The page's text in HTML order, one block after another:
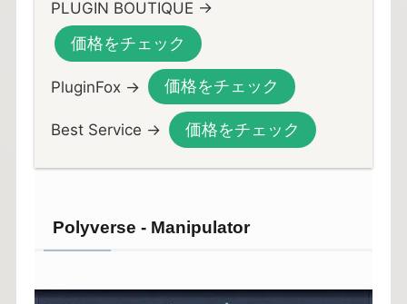
PLUGIN BOUTIQUE →
価格をチェック
PluginFox → 価格をチェック
Best Service → 価格をチェック
Polyverse - Manipulator